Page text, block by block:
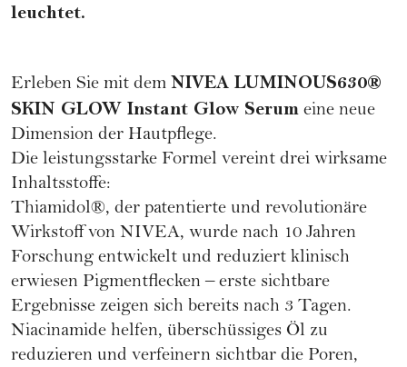
leuchtet.
Erleben Sie mit dem NIVEA LUMINOUS630®
SKIN GLOW Instant Glow Serum eine neue
Dimension der Hautpflege.
Die leistungsstarke Formel vereint drei wirksame
Inhaltsstoffe:
Thiamidol®, der patentierte und revolutionäre
Wirkstoff von NIVEA, wurde nach 10 Jahren
Forschung entwickelt und reduziert klinisch
erwiesen Pigmentflecken – erste sichtbare
Ergebnisse zeigen sich bereits nach 3 Tagen.
Niacinamide helfen, überschüssiges Öl zu
reduzieren und verfeinern sichtbar die Poren,